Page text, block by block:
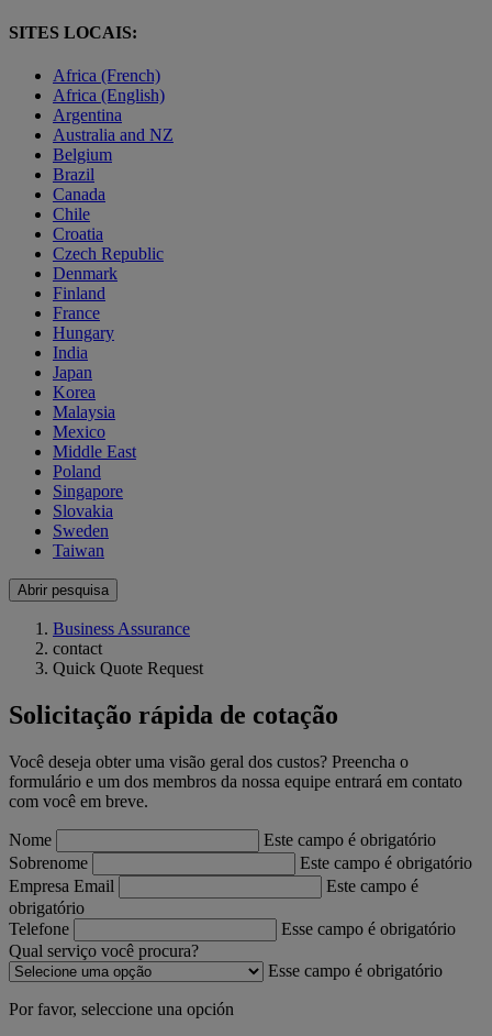
SITES LOCAIS:
Africa (French)
Africa (English)
Argentina
Australia and NZ
Belgium
Brazil
Canada
Chile
Croatia
Czech Republic
Denmark
Finland
France
Hungary
India
Japan
Korea
Malaysia
Mexico
Middle East
Poland
Singapore
Slovakia
Sweden
Taiwan
Abrir pesquisa
Business Assurance
contact
Quick Quote Request
Solicitação rápida de cotação
Você deseja obter uma visão geral dos custos? Preencha o
formulário e um dos membros da nossa equipe entrará em contato
com você em breve.
Nome
Este campo é obrigatório
Sobrenome
Este campo é obrigatório
Empresa Email
Este campo é
obrigatório
Telefone
Esse campo é obrigatório
Qual serviço você procura?
Esse campo é obrigatório
Por favor, seleccione una opción